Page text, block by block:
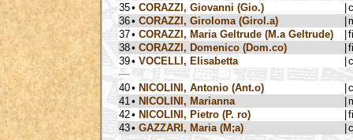
35• CORAZZI, Giovanni (Gio.)
36• CORAZZI, Giroloma (Girol.a)
37• CORAZZI, Maria Geltrude (M.a Geltrude)
38• CORAZZI, Domenico (Dom.co)
39• VOCELLI, Elisabetta
40• NICOLINI, Antonio (Ant.o)
41 • NICOLINI, Marianna
42• NICOLINI, Pietro (P. ro)
43• GAZZARI, Maria (M;a)